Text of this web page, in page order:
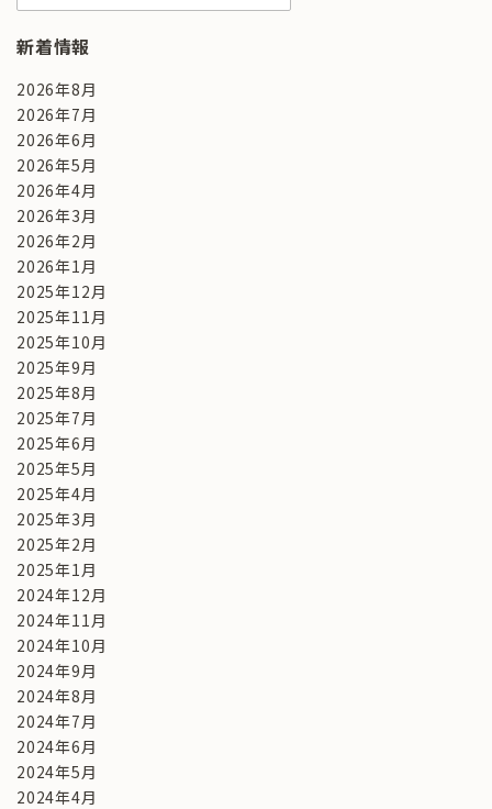
新着情報
2026年8月
2026年7月
2026年6月
2026年5月
2026年4月
2026年3月
2026年2月
2026年1月
2025年12月
2025年11月
2025年10月
2025年9月
2025年8月
2025年7月
2025年6月
2025年5月
2025年4月
2025年3月
2025年2月
2025年1月
2024年12月
2024年11月
2024年10月
2024年9月
2024年8月
2024年7月
2024年6月
2024年5月
2024年4月